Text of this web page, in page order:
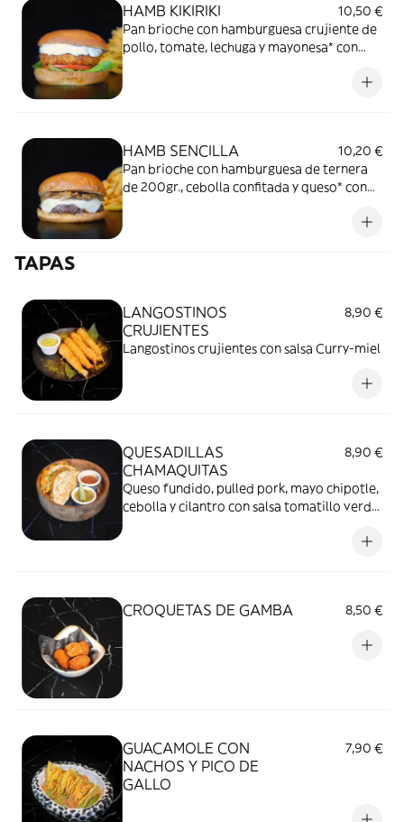
HAMB KIKIRIKI
10,50 €
Pan brioche con hamburguesa crujiente de
pollo, tomate, lechuga y mayonesa* con
HAMB SENCILLA
10,20 €
Pan brioche con hamburguesa de ternera
de 200gr., cebolla confitada y queso* con
TAPAS
LANGOSTINOS
CRUJIENTES
8,90 €
Langostinos crujientes con salsa Curry-miel
QUESADILLAS
CHAMAQUITAS
8,90 €
Queso fundido, pulled pork, mayo chipotle,
cebolla y cilantro con salsa tomatillo verde
CROQUETAS DE GAMBA 8,50 €
GUACAMOLE CON
NACHOS Y PICO DE
GALLO
7,90 €